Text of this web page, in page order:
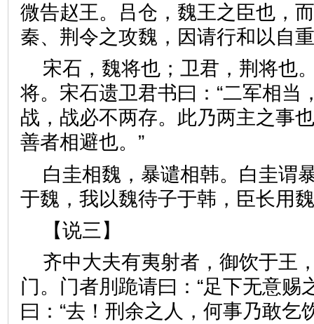
微告赵王。吕仓，魏王之臣也，
秦、荆令之攻魏，因请行和
宋石，魏将也；卫君，荆将也
将。宋石遗卫君书曰：“二军相当
战，战必不两存。此乃两主之事
善者相避也。”
白圭相魏，暴谴相韩。白圭谓
于魏，我以魏待子于韩，臣长
【说三】
齐中大夫有夷射者，御饮于王
门。门者刖跪请曰：“足下无意赐
曰：“去！刑余之人，何事乃敢乞